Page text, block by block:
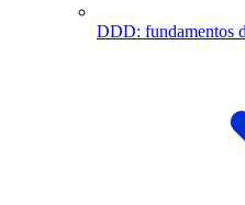
DDD: fundamentos